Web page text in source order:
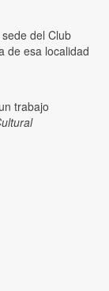
del Club
de esa localidad
trabajo